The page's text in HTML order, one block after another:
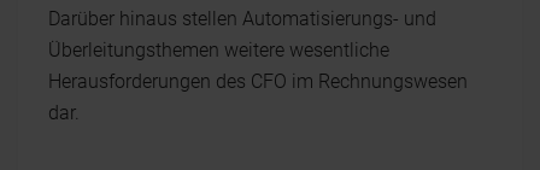
Darüber hinaus stellen Automatisierungs- und
Überleitungsthemen weitere wesentliche
Herausforderungen des CFO im Rechnungswesen
dar.